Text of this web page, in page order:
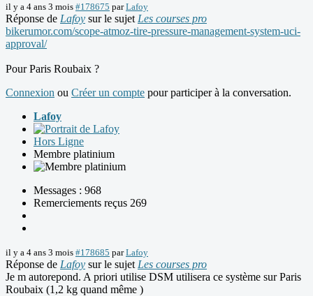
il y a 4 ans 3 mois #178675 parLafoy
Réponse de Lafoy sur le sujet Les courses pro
bikerumor.com/scope-atmoz-tire-pressure-management-system-uci-
approval/
Pour Paris Roubaix ?
Connexion ou Créer un compte pour participer à la conversation.
Lafoy
Hors Ligne
Membre platinium
Messages : 968
Remerciements reçus 269
il y a 4 ans 3 mois #178685 parLafoy
Réponse de Lafoy sur le sujet Les courses pro
Je m autorepond. A priori utilise DSM utilisera ce système sur Paris
Roubaix (1,2 kg quand même )